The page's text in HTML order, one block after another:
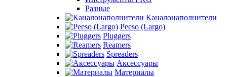
Разные
Каналонаполнители
Peeso (Largo)
Pluggers
Reamers
Spreaders
Аксессуары
Материалы